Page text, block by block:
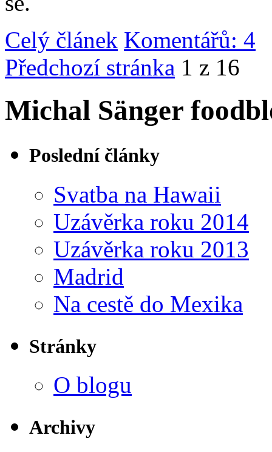
Celý článek Komentářů: 4
Předchozí stránka 1 z 16
Michal Sänger
Poslední články
Svatba na Hawaii
Uzávěrka roku 2014
Uzávěrka roku 2013
Madrid
Na cestě do Mexika
Stránky
O blogu
Archivy